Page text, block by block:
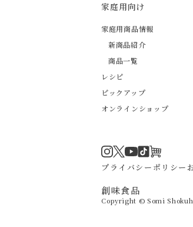
家庭用向け
家庭用商品情報
新商品紹介
商品一覧
レシピ
ピックアップ
オンラインショップ
Instagram
Twitter
YouTube
TikTok
プライバシーポリシー
創味食品
Copyright © Somi